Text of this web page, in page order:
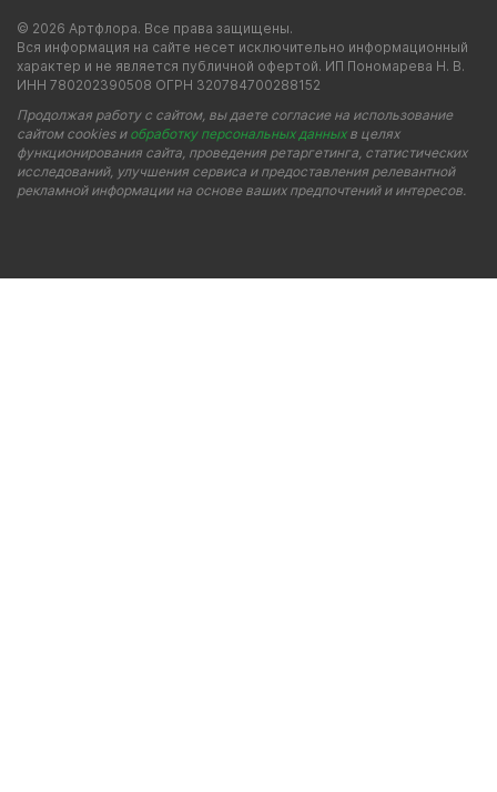
© 2026 Артфлора. Все права защищены.
Вся информация на сайте несет исключительно информационный
характер и не является публичной офертой. ИП Пономарева Н. В.
ИНН 780202390508 ОГРН 320784700288152
Продолжая работу с сайтом, вы даете согласие на использование
сайтом cookies и обработку персональных данныхв целях
функционирования сайта, проведения ретаргетинга, статистических
исследований, улучшения сервиса и предоставления релевантной
рекламной информации на основе ваших предпочтений и интересов.